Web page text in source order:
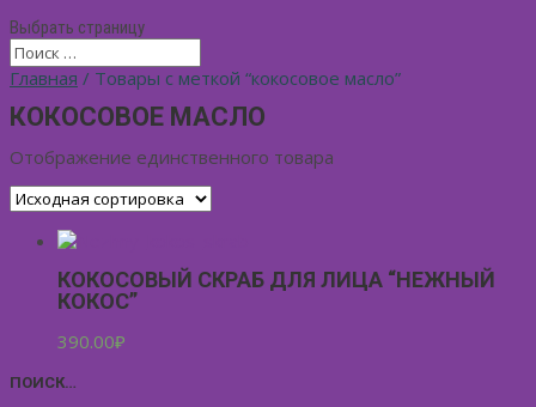
Выбрать страницу
Главная / Товары с меткой “кокосовое масло”
КОКОСОВОЕ МАСЛО
Отображение единственного товара
КОКОСОВЫЙ СКРАБ ДЛЯ ЛИЦА “НЕЖНЫЙ
КОКОС”
390.00₽
ПОИСК…